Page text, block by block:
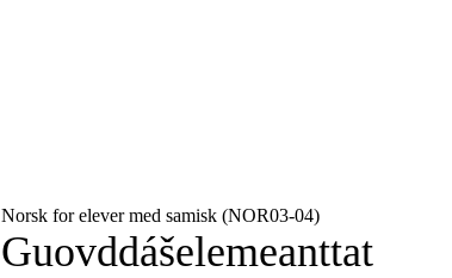
Norsk for elever med samisk (NOR03‑04)
Guovddášelemeanttat